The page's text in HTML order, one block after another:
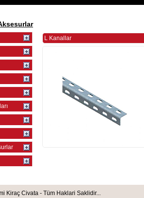
L Kanallar
Civata - Tüm Haklari Saklidir...